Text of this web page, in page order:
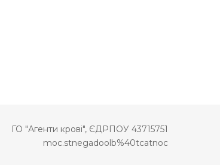
ГО "Агенти крові", ЄДРПОУ 43715751
moc.stnegadoolb%40tcatnoc